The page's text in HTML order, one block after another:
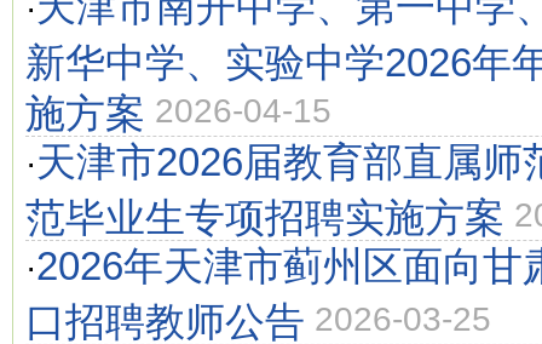
·
新华中学、实验中学2026年
施方案 2026-04-15
·天津市2026届教育部直属师
范毕业生专项招聘实施方案
·2026年天津市蓟州区面向甘
口招聘教师公告 2026-03-25